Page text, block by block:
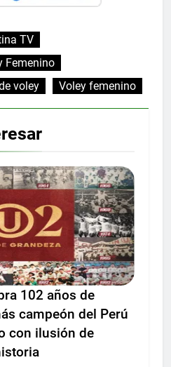
TV
Femenino
voley
Voley femenino
102 años de
campeón del Perú
con ilusión de